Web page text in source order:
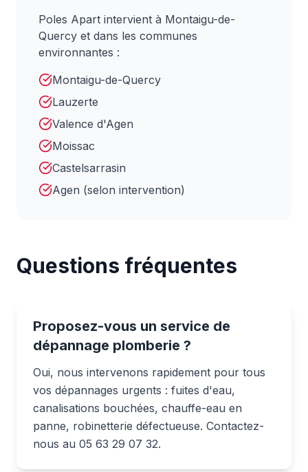
Poles Apart intervient à Montaigu-de-
Quercy et dans les communes
environnantes :
Montaigu-de-Quercy
Lauzerte
Valence d'Agen
Moissac
Castelsarrasin
Agen (selon intervention)
Questions fréquentes
Proposez-vous un service de
dépannage plomberie ?
Oui, nous intervenons rapidement pour tous
vos dépannages urgents : fuites d'eau,
canalisations bouchées, chauffe-eau en
panne, robinetterie défectueuse. Contactez-
nous au 05 63 29 07 32.